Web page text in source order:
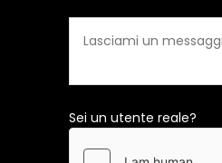
Sei un utente reale?